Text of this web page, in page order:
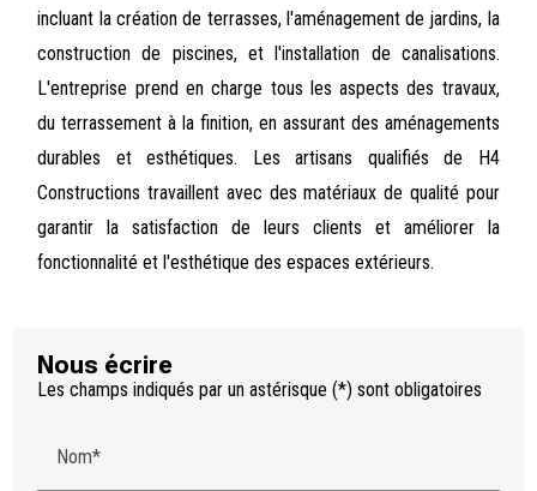
incluant la création de terrasses, l'aménagement de jardins, la
construction de piscines, et l'installation de canalisations.
L'entreprise prend en charge tous les aspects des travaux,
du terrassement à la finition, en assurant des aménagements
durables et esthétiques. Les artisans qualifiés de H4
Constructions travaillent avec des matériaux de qualité pour
garantir la satisfaction de leurs clients et améliorer la
fonctionnalité et l'esthétique des espaces extérieurs.
Nous écrire
Les champs indiqués par un astérisque (*) sont obligatoires
Nom*